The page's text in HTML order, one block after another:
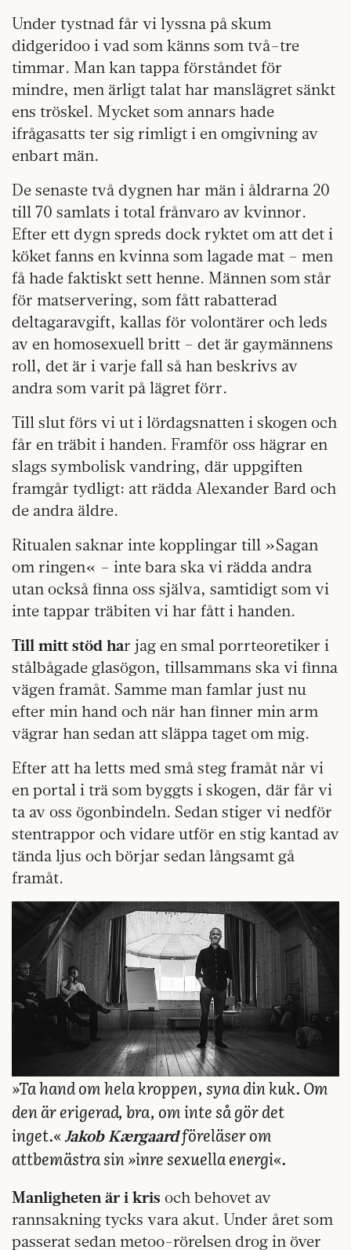
Under tystnad får vi lyssna på skum
didgeridoo i vad som känns som två–tre
timmar. Man kan tappa förståndet för
mindre, men ärligt talat har manslägret sänkt
ens tröskel. Mycket som annars hade
ifrågasatts ter sig rimligt i en omgivning av
enbart män.
De senaste två dygnen har män i åldrarna 20
till 70 samlats i total frånvaro av kvinnor.
Efter ett dygn spreds dock ryktet om att det i
köket fanns en kvinna som lagade mat – men
få hade faktiskt sett henne. Männen som står
för matservering, som fått rabatterad
deltagaravgift, kallas för volontärer och leds
av en homosexuell britt – det är gaymännens
roll, det är i varje fall så han beskrivs av
andra som varit på lägret förr.
Till slut förs vi ut i lördagsnatten i skogen och
får en träbit i handen. Framför oss hägrar en
slags symbolisk vandring, där uppgiften
framgår tydligt: att rädda Alexander Bard och
de andra äldre.
Ritualen saknar inte kopplingar till »Sagan
om ringen« – inte bara ska vi rädda andra
utan också finna oss själva, samtidigt som vi
inte tappar träbiten vi har fått i handen.
Till mitt stöd har jag en smal porrteoretiker i
stålbågade glasögon, tillsammans ska vi finna
vägen framåt. Samme man famlar just nu
efter min hand och när han finner min arm
vägrar han sedan att släppa taget om mig.
Efter att ha letts med små steg framåt når vi
en portal i trä som byggts i skogen, där får vi
ta av oss ögonbindeln. Sedan stiger vi nedför
stentrappor och vidare utför en stig kantad av
tända ljus och börjar sedan långsamt gå
framåt.
»Ta hand om hela kroppen, syna din kuk. Om
den är erigerad, bra, om inte så gör det
inget.« Jakob Kærgaardföreläser om
attbemästra sin »inre sexuella energi«.
Manligheten är i kris och behovet av
rannsakning tycks vara akut. Under året som
passerat sedan metoo-rörelsen drog in över